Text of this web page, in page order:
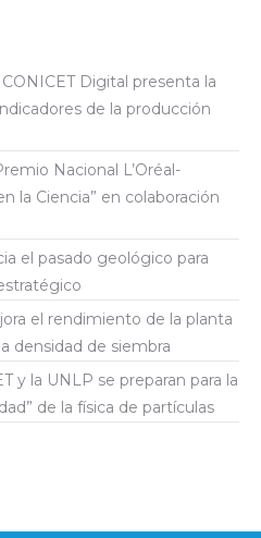
Digital presenta la
de la producción
Nacional L’Oréal-
la Ciencia” en colaboración
el pasado geológico para
el rendimiento de la planta
densidad de siembra
y la UNLP se preparan para la
de la física de partículas